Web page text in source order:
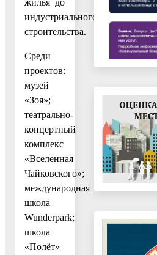
индустриального
строительства.
Среди
проектов:
музей
«Зоя»;
театрально-
концертный
комплекс
«Вселенная
Чайковского»;
международная
школа
Wunderpark;
школа
«Полёт»